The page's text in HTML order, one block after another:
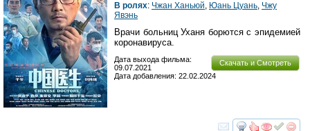
В ролях: Чжан Ханьюй, Юань Цуань, Чжу
Явэнь
Врачи больниц Уханя борются с эпидемией
коронавируса.
Скачать и Смотреть
Дата выхода фильма:
09.07.2021
Дата добавления: 22.02.2024